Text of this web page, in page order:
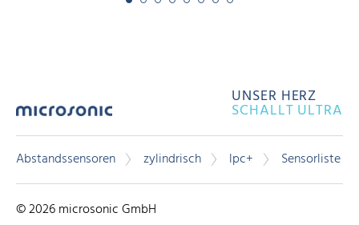
UNSER HERZ
SCHALLT ULTRA
Abstandssensoren zylindrisch lpc+ Sensorliste
© 2026 microsonic GmbH